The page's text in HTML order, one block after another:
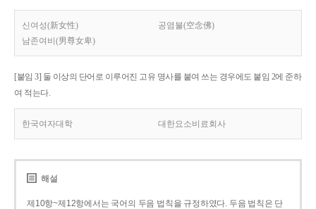
신여성(新女性)
공염불(空念佛)
남존여비(男尊女卑)
[붙임 3] 둘 이상의 단어로 이루어진 고유 명사를 붙여 쓰는 경우에도 붙임 2에 준하
여 적는다.
한국여자대학 대한요소비료회사
해설
제10항~제12항에서는 국어의 두음 법칙을 규정하였다. 두음 법칙은 단